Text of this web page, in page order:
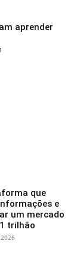
aprender
que
e
um mercado
trilhão